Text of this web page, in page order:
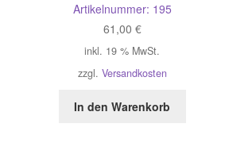
Artikelnummer: 195
61,00 €
inkl. 19 % MwSt.
zzgl. Versandkosten
In den Warenkorb